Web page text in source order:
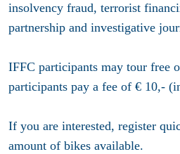
insolvency fraud, terrorist
partnership and investigative
IFFC participants may tour free
participants pay a fee of € 10,-
If you are interested, register
amount of bikes available.